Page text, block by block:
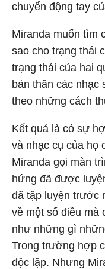
chuyển động tay
Miranda muốn tìm
sao cho trạng thái
trạng thái của hai
bản thân các nhạc
theo những cách
Kết quả là có sự
và nhạc cụ của họ
Miranda gọi màn
hứng đã được
đã tập luyện trước
về một số điều mà
như những gì
Trong trường hợp
độc lập. Nhưng